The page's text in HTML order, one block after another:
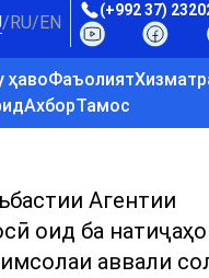
/RU/EN
(+992 37)
ҳавоФаъолият
АхборТамос
Агентии
оид ба
аввали